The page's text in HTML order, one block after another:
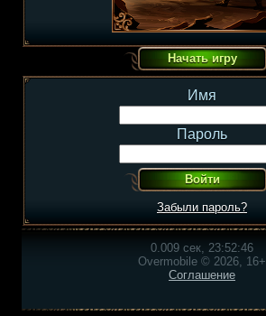
Имя
Пароль
Забыли пароль?
0.009 сек, 23:52:46
Overmobile © 2026, 16+
Соглашение